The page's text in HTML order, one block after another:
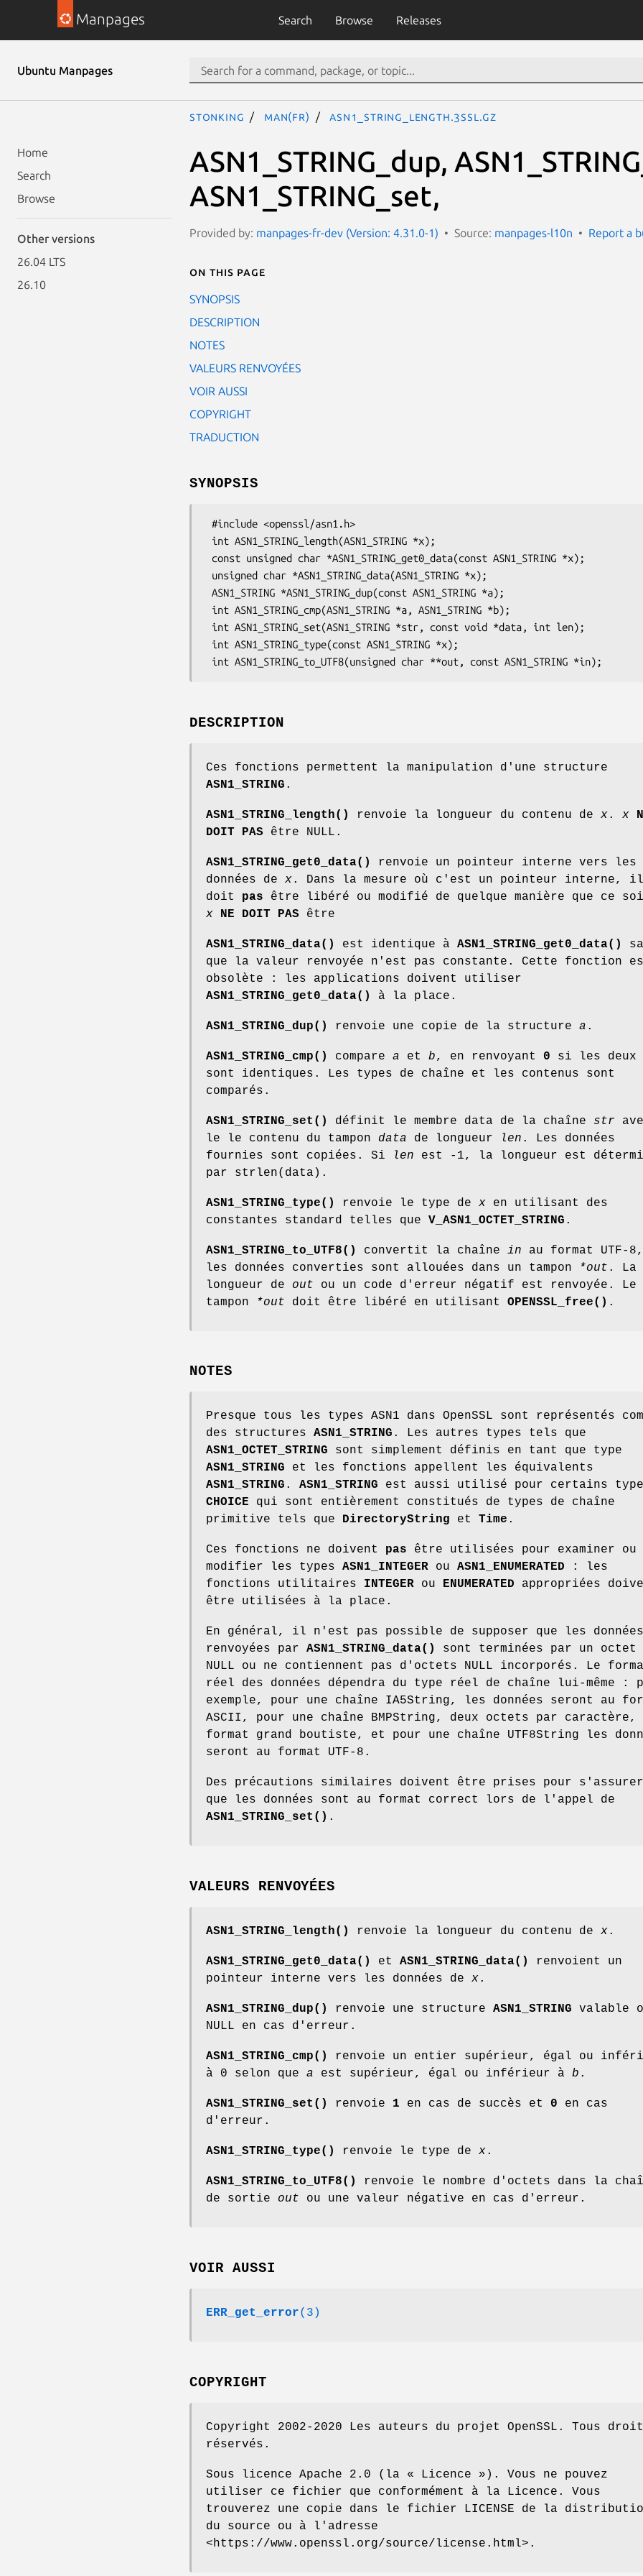
Manpages Search Browse Releases
Ubuntu Manpages
Home
Search
Browse
Other versions
26.04 LTS
26.10
stonking man(fr) ASN1_STRING_length.3ssl.gz
ASN1_STRING_dup,
ASN1_STRING_set,
Provided by: manpages-fr-dev (Version: 4.31.0-1) Source: manpages-l10n Report a
On this page
SYNOPSIS
DESCRIPTION
NOTES
VALEURS RENVOYÉES
VOIR AUSSI
COPYRIGHT
TRADUCTION
SYNOPSIS
DESCRIPTION
Ces fonctions permettent la manipulation d'une structure
ASN1_STRING .
ASN1_STRING_length() renvoie la longueur du contenu de x. x
DOIT PAS être NULL.
ASN1_STRING_get0_data()
renvoie un pointeur interne vers les
données de x. Dans la mesure où c'est un pointeur interne,
doit pas être libéré ou modifié de quelque manière que ce
x
NE DOIT PAS être
ASN1_STRING_data() est identique à ASN1_STRING_get0_data()
que la valeur renvoyée n'est pas constante. Cette fonction
obsolète : les applications doivent utiliser
ASN1_STRING_get0_data()
à la place.
ASN1_STRING_dup() renvoie une copie de la structure a .
ASN1_STRING_cmp() compare a et b, en renvoyant 0 si les deux
sont identiques. Les types de chaîne et les contenus sont
comparés.
ASN1_STRING_set() définit le membre data de la chaîne str
le le contenu du tampon data de longueur len . Les données
fournies sont copiées. Si
len est -1, la longueur est
par strlen(data).
ASN1_STRING_type() renvoie le type de x en utilisant des
constantes standard telles que V_ASN1_OCTET_STRING .
ASN1_STRING_to_UTF8() convertit la chaîne in au format UTF-8,
les données converties sont allouées dans un tampon
*out . La
longueur de out ou un code d'erreur négatif est renvoyée. Le
tampon
*out doit être libéré en utilisant OPENSSL_free() .
NOTES
Presque tous les types ASN1 dans OpenSSL sont représentés
des structures ASN1_STRING . Les autres types tels que
ASN1_OCTET_STRING sont simplement définis en tant que type
ASN1_STRING et les fonctions appellent les équivalents
ASN1_STRING . ASN1_STRING est aussi utilisé pour certains
CHOICE qui sont entièrement constitués de types de chaîne
primitive tels que DirectoryString et Time .
Ces fonctions ne doivent pas être utilisées pour examiner ou
modifier les types ASN1_INTEGER ou ASN1_ENUMERATED : les
fonctions utilitaires INTEGER ou ENUMERATED appropriées
être utilisées à la place.
En général, il n'est pas possible de supposer que les données
renvoyées par ASN1_STRING_data()
sont terminées par un octet
NULL ou ne contiennent pas d'octets NULL incorporés. Le
réel des données dépendra du type réel de chaîne lui-même :
exemple, pour une chaîne IA5String, les données seront au
ASCII, pour une chaîne BMPString, deux octets par caractère,
format grand boutiste, et pour une chaîne UTF8String les
seront au format UTF-8.
Des précautions similaires doivent être prises pour s'assurer
que les données sont au format correct lors de l'appel de
ASN1_STRING_set() .
VALEURS RENVOYÉES
ASN1_STRING_length() renvoie la longueur du contenu de x.
ASN1_STRING_get0_data() et ASN1_STRING_data()
renvoient un
pointeur interne vers les données de x.
ASN1_STRING_dup() renvoie une structure ASN1_STRING valable
NULL en cas d'erreur.
ASN1_STRING_cmp()
renvoie un entier supérieur, égal ou
à 0 selon que a est supérieur, égal ou inférieur à b .
ASN1_STRING_set() renvoie 1 en cas de succès et 0 en cas
d'erreur.
ASN1_STRING_type() renvoie le type de x.
ASN1_STRING_to_UTF8()
renvoie le nombre d'octets dans la
de sortie out ou une valeur négative en cas d'erreur.
VOIR AUSSI
ERR_get_error(3)
COPYRIGHT
Copyright 2002-2020 Les auteurs du projet OpenSSL. Tous
réservés.
Sous licence Apache 2.0 (la « Licence »). Vous ne pouvez
utiliser ce fichier que conformément à la Licence. Vous
trouverez une copie dans le fichier LICENSE de la
du source ou à l'adresse
<https://www.openssl.org/source/license.html>.